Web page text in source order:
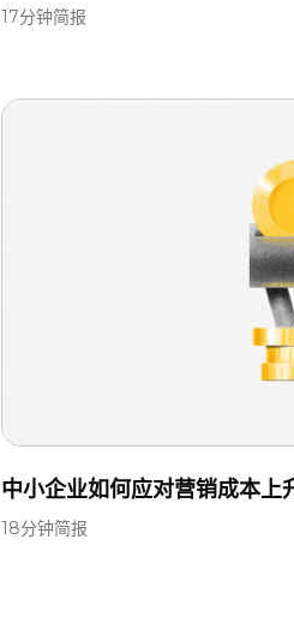
17分钟简报
中小企业如何应对营销成本上
18分钟简报